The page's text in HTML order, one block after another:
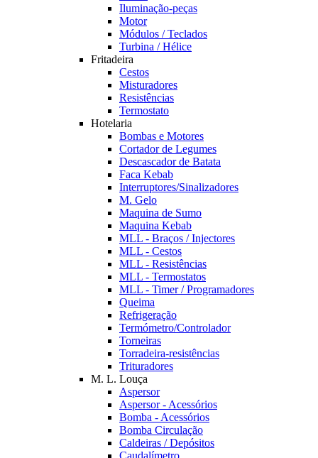
Iluminação-peças
Motor
Módulos / Teclados
Turbina / Hélice
Fritadeira
Cestos
Misturadores
Resistências
Termostato
Hotelaria
Bombas e Motores
Cortador de Legumes
Descascador de Batata
Faca Kebab
Interruptores/Sinalizadores
M. Gelo
Maquina de Sumo
Maquina Kebab
MLL - Braços / Injectores
MLL - Cestos
MLL - Resistências
MLL - Termostatos
MLL - Timer / Programadores
Queima
Refrigeração
Termómetro/Controlador
Torneiras
Torradeira-resistências
Trituradores
M. L. Louça
Aspersor
Aspersor - Acessórios
Bomba - Acessórios
Bomba Circulação
Caldeiras / Depósitos
Caudalímetro